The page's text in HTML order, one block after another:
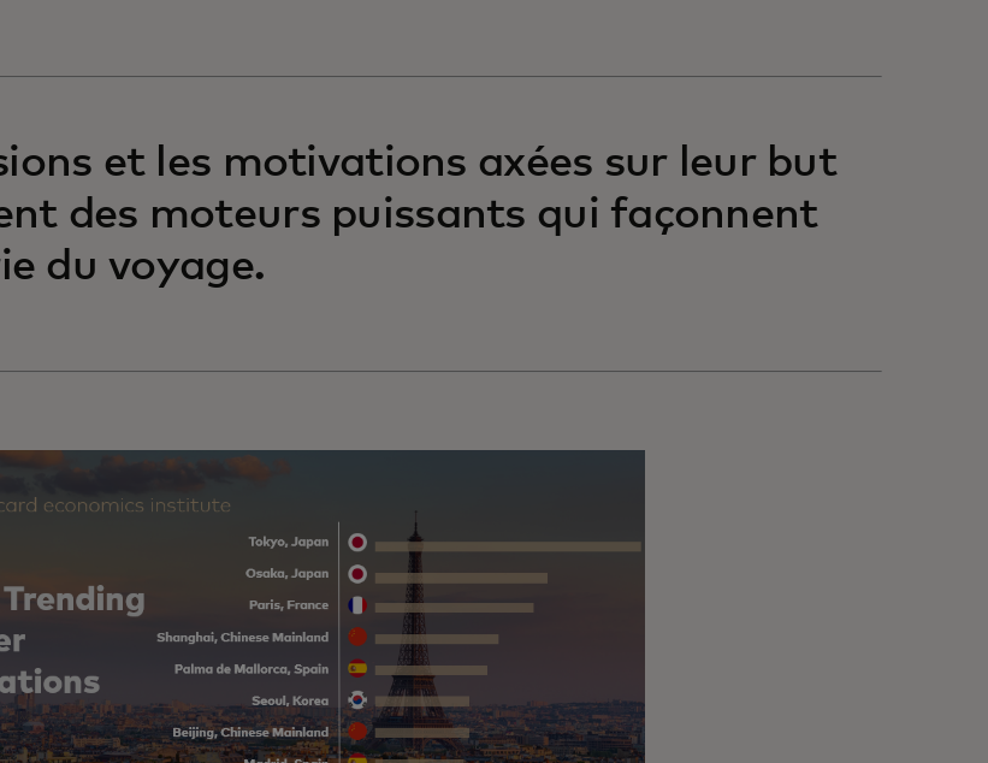
et les motivations axées sur leur but
des moteurs puissants qui façonnent
du voyage.